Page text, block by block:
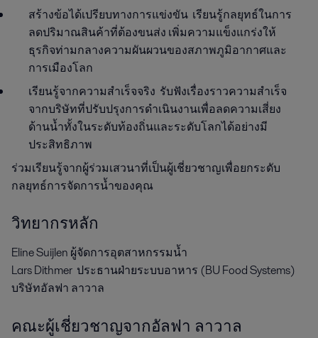
สร้างข้อได้เปรียบทางการแข่งขัน เรียนรู้กลยุทธ์ในการ
ลดปริมาณสินค้าที่ต้องขนส่ง เพิ่มความแข็งแกร่งให้
ธุรกิจท่ามกลางความผันผวนของสภาพภูมิอากาศและ
การเมืองโลก
เรียนรู้จากความสำเร็จจริง รับฟังเรื่องราวความสำเร็จ
จากบริษัทที่ปรับปรุงการดำเนินงานเพื่อลดความเสี่ยง
ด้านน้ำทั้งในระดับท้องถิ่นและระดับโลกได้อย่างมี
ประสิทธิภาพ
ร่วมเรียนรู้จากผู้ร่วมเสวนาที่เป็นผู้เชี่ยวชาญเพื่อยกระดับ
กลยุทธ์การจัดการน้ำของคุณ
วิทยากรหลัก
Eline Suijlen ผู้จัดการอุตสาหกรรมน้ำ
Lars Dithmer ประธานฝ่ายระบบอาหาร (BU Food Systems)
บริษัทอัลฟา ลาวาล
คณะผู้เชี่ยวชาญจากอัลฟา ลาวาล